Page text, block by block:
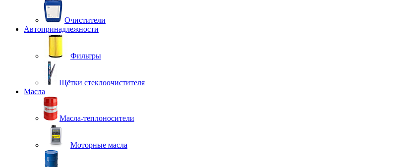
Очистители
Автопринадлежности
Фильтры
Щётки стеклоочистителя
Масла
Масла-теплоносители
Моторные масла